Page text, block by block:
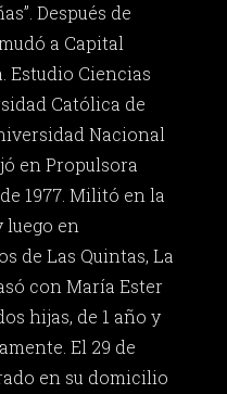
Después de
a Capital
Estudio Ciencias
Católica de
Nacional
en Propulsora
1977. Militó en la
luego en
de Las Quintas, La
con María Ester
hijas, de 1 año y
El 29 de
en su domicilio